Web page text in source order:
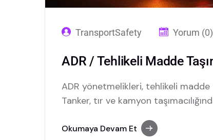
TransportSafety Yorum (0)
ADR / Tehlikeli Madde
ADR yönetmelikleri, tehlikeli madde
Tanker, tır ve kamyon
Okumaya Devam Et